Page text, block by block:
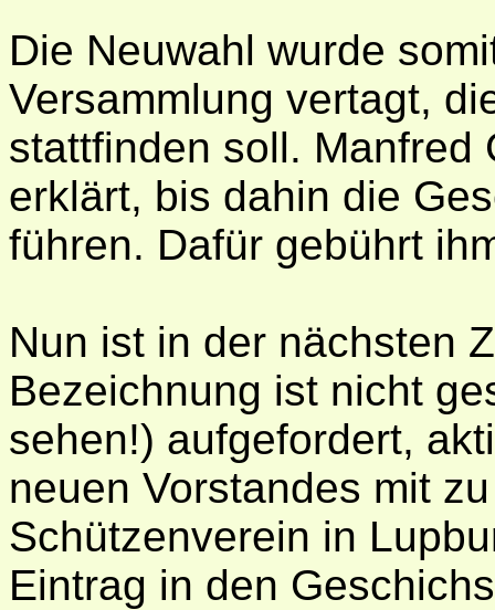
Die Neuwahl wurde
Versammlung vertagt,
stattfinden soll. Manfred
erklärt, bis dahin die
führen. Dafür gebührt
Nun ist in der nächsten
Bezeichnung ist nicht
sehen!) aufgefordert,
neuen Vorstandes mit
Schützenverein in
Eintrag in den